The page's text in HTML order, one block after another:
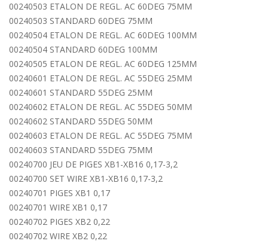
00240503 ETALON DE REGL. AC 60DEG 75MM
00240503 STANDARD 60DEG 75MM
00240504 ETALON DE REGL. AC 60DEG 100MM
00240504 STANDARD 60DEG 100MM
00240505 ETALON DE REGL. AC 60DEG 125MM
00240601 ETALON DE REGL. AC 55DEG 25MM
00240601 STANDARD 55DEG 25MM
00240602 ETALON DE REGL. AC 55DEG 50MM
00240602 STANDARD 55DEG 50MM
00240603 ETALON DE REGL. AC 55DEG 75MM
00240603 STANDARD 55DEG 75MM
00240700 JEU DE PIGES XB1-XB16 0,17-3,2
00240700 SET WIRE XB1-XB16 0,17-3,2
00240701 PIGES XB1 0,17
00240701 WIRE XB1 0,17
00240702 PIGES XB2 0,22
00240702 WIRE XB2 0,22